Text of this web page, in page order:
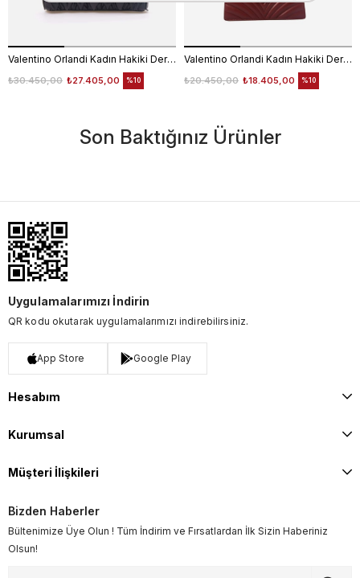
Valentino Orlandi Kadın Hakiki Deri Siyah Omuz Çantası
₺27.405,00
₺30.450,00 %10
Valentino Orlandi Kadın Hakiki Deri Bordo Omuz Çantası
₺18.405,00
₺20.450,00 %10
Son Baktığınız Ürünler
Uygulamalarımızı İndirin
QR kodu okutarak uygulamalarımızı indirebilirsiniz.
App Store Google Play
Hesabım
Kurumsal
Müşteri İlişkileri
Bizden Haberler
Bültenimize Üye Olun ! Tüm İndirim ve Fırsatlardan İlk Sizin Haberiniz
Olsun!